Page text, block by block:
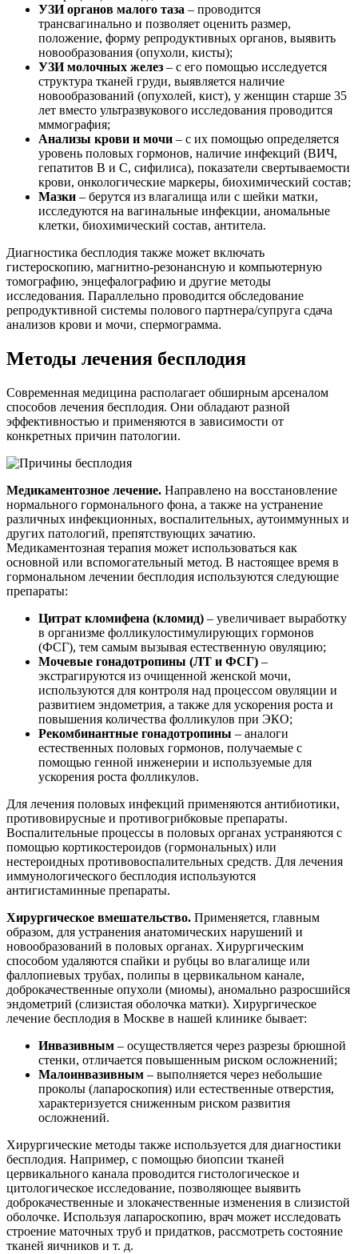
УЗИ органов малого таза – проводится
трансвагинально и позволяет оценить размер,
положение, форму репродуктивных органов, выявить
новообразования (опухоли, кисты);
УЗИ молочных желез – с его помощью исследуется
структура тканей груди, выявляется наличие
новообразований (опухолей, кист), у женщин старше 35
лет вместо ультразвукового исследования проводится
мммография;
Анализы крови и мочи – с их помощью определяется
уровень половых гормонов, наличие инфекций (ВИЧ,
гепатитов В и С, сифилиса), показатели свертываемости
крови, онкологические маркеры, биохимический состав;
Мазки – берутся из влагалища или с шейки матки,
исследуются на вагинальные инфекции, аномальные
клетки, биохимический состав, антитела.
Диагностика бесплодия также может включать
гистероскопию, магнитно-резонансную и компьютерную
томографию, энцефалографию и другие методы
исследования. Параллельно проводится обследование
репродуктивной системы полового партнера/супруга сдача
анализов крови и мочи, спермограмма.
Методы лечения бесплодия
Современная медицина располагает обширным арсеналом
способов лечения бесплодия. Они обладают разной
эффективностью и применяются в зависимости от
конкретных причин патологии.
Медикаментозное лечение. Направлено на восстановление
нормального гормонального фона, а также на устранение
различных инфекционных, воспалительных, аутоиммунных и
других патологий, препятствующих зачатию.
Медикаментозная терапия может использоваться как
основной или вспомогательный метод. В настоящее время в
гормональном лечении бесплодия используются следующие
препараты:
Цитрат кломифена (кломид) – увеличивает выработку
в организме фолликулостимулирующих гормонов
(ФСГ), тем самым вызывая естественную овуляцию;
Мочевые гонадотропины (ЛТ и ФСГ) –
экстрагируются из очищенной женской мочи,
используются для контроля над процессом овуляции и
развитием эндометрия, а также для ускорения роста и
повышения количества фолликулов при ЭКО;
Рекомбинантные гонадотропины – аналоги
естественных половых гормонов, получаемые с
помощью генной инженерии и используемые для
ускорения роста фолликулов.
Для лечения половых инфекций применяются антибиотики,
противовирусные и противогрибковые препараты.
Воспалительные процессы в половых органах устраняются с
помощью кортикостероидов (гормональных) или
нестероидных противовоспалительных средств. Для лечения
иммунологического бесплодия используются
антигистаминные препараты.
Хирургическое вмешательство. Применяется, главным
образом, для устранения анатомических нарушений и
новообразований в половых органах. Хирургическим
способом удаляются спайки и рубцы во влагалище или
фаллопиевых трубах, полипы в цервикальном канале,
доброкачественные опухоли (миомы), аномально разросшийся
эндометрий (слизистая оболочка матки). Хирургическое
лечение бесплодия в Москве в нашей клинике бывает:
Инвазивным – осуществляется через разрезы брюшной
стенки, отличается повышенным риском осложнений;
Малоинвазивным – выполняется через небольшие
проколы (лапароскопия) или естественные отверстия,
характеризуется сниженным риском развития
осложнений.
Хирургические методы также используется для диагностики
бесплодия. Например, с помощью биопсии тканей
цервикального канала проводится гистологическое и
цитологическое исследование, позволяющее выявить
доброкачественные и злокачественные изменения в слизистой
оболочке. Используя лапароскопию, врач может исследовать
строение маточных труб и придатков, рассмотреть состояние
тканей яичников и т. д.